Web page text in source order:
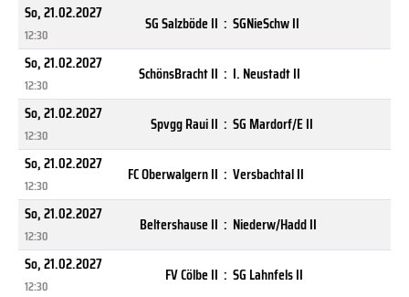
So, 21.02.2027
12:30
SG Salzböde II : SGNieSchw II
So, 21.02.2027
12:30
SchönsBracht II : I. Neustadt II
So, 21.02.2027
12:30
Spvgg Raui II : SG Mardorf/E II
So, 21.02.2027
12:30
FC Oberwalgern II : Versbachtal II
So, 21.02.2027
12:30
Beltershause II : Niederw/Hadd II
So, 21.02.2027
12:30
FV Cölbe II : SG Lahnfels II